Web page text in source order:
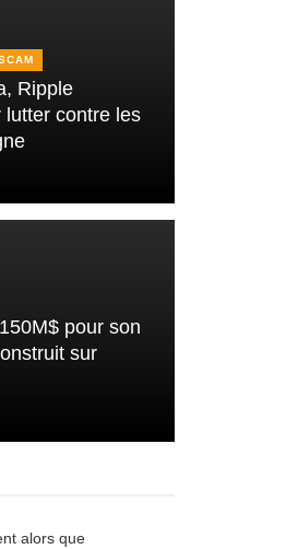
Ripple
lutter contre les
pour son
sur
alors que